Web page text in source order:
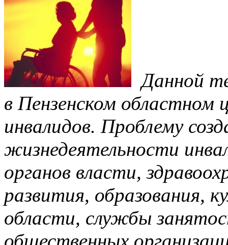
Данной
в Пензенском областном
инвалидов. Проблему
жизнедеятельности
органов власти,
развития, образования,
области, службы